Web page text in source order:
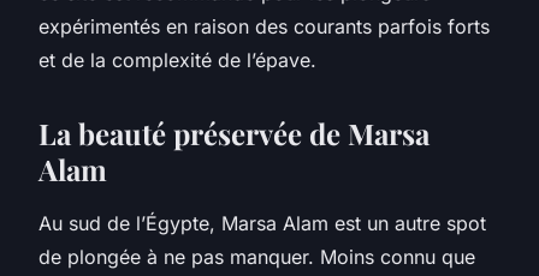
expérimentés en raison des courants parfois forts
et de la complexité de l’épave.
La beauté préservée de Marsa
Alam
Au sud de l’Égypte, Marsa Alam est un autre spot
de plongée à ne pas manquer. Moins connu que